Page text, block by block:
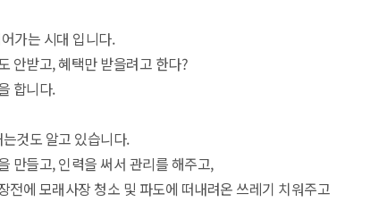
가는 시대 입니다.
안받고, 혜택만 받을려고 한다?
합니다.
것도 알고 있습니다.
만들고, 인력을 써서 관리를 해주고,
전에 모래사장 청소 및 파도에 떠내려온 쓰레기 치워주고